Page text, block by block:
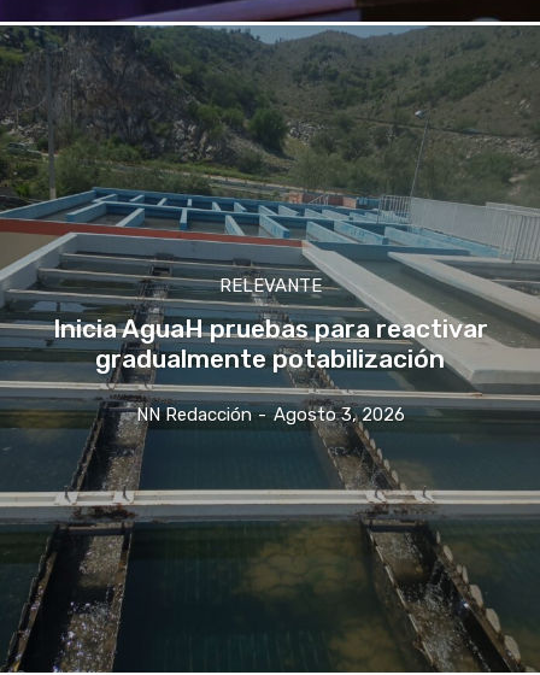
RELEVANTE
Inicia AguaH pruebas para reactivar
gradualmente potabilización
NN Redacción - Agosto 3, 2026